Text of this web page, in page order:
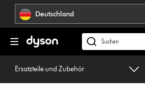
Navigation
überspringenDeutschland
dyson.de
durchsuchen
Ersatzteile und Zubehör